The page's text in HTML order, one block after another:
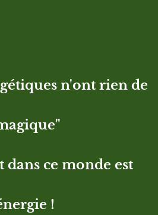
n'ont rien de
ce monde est
!